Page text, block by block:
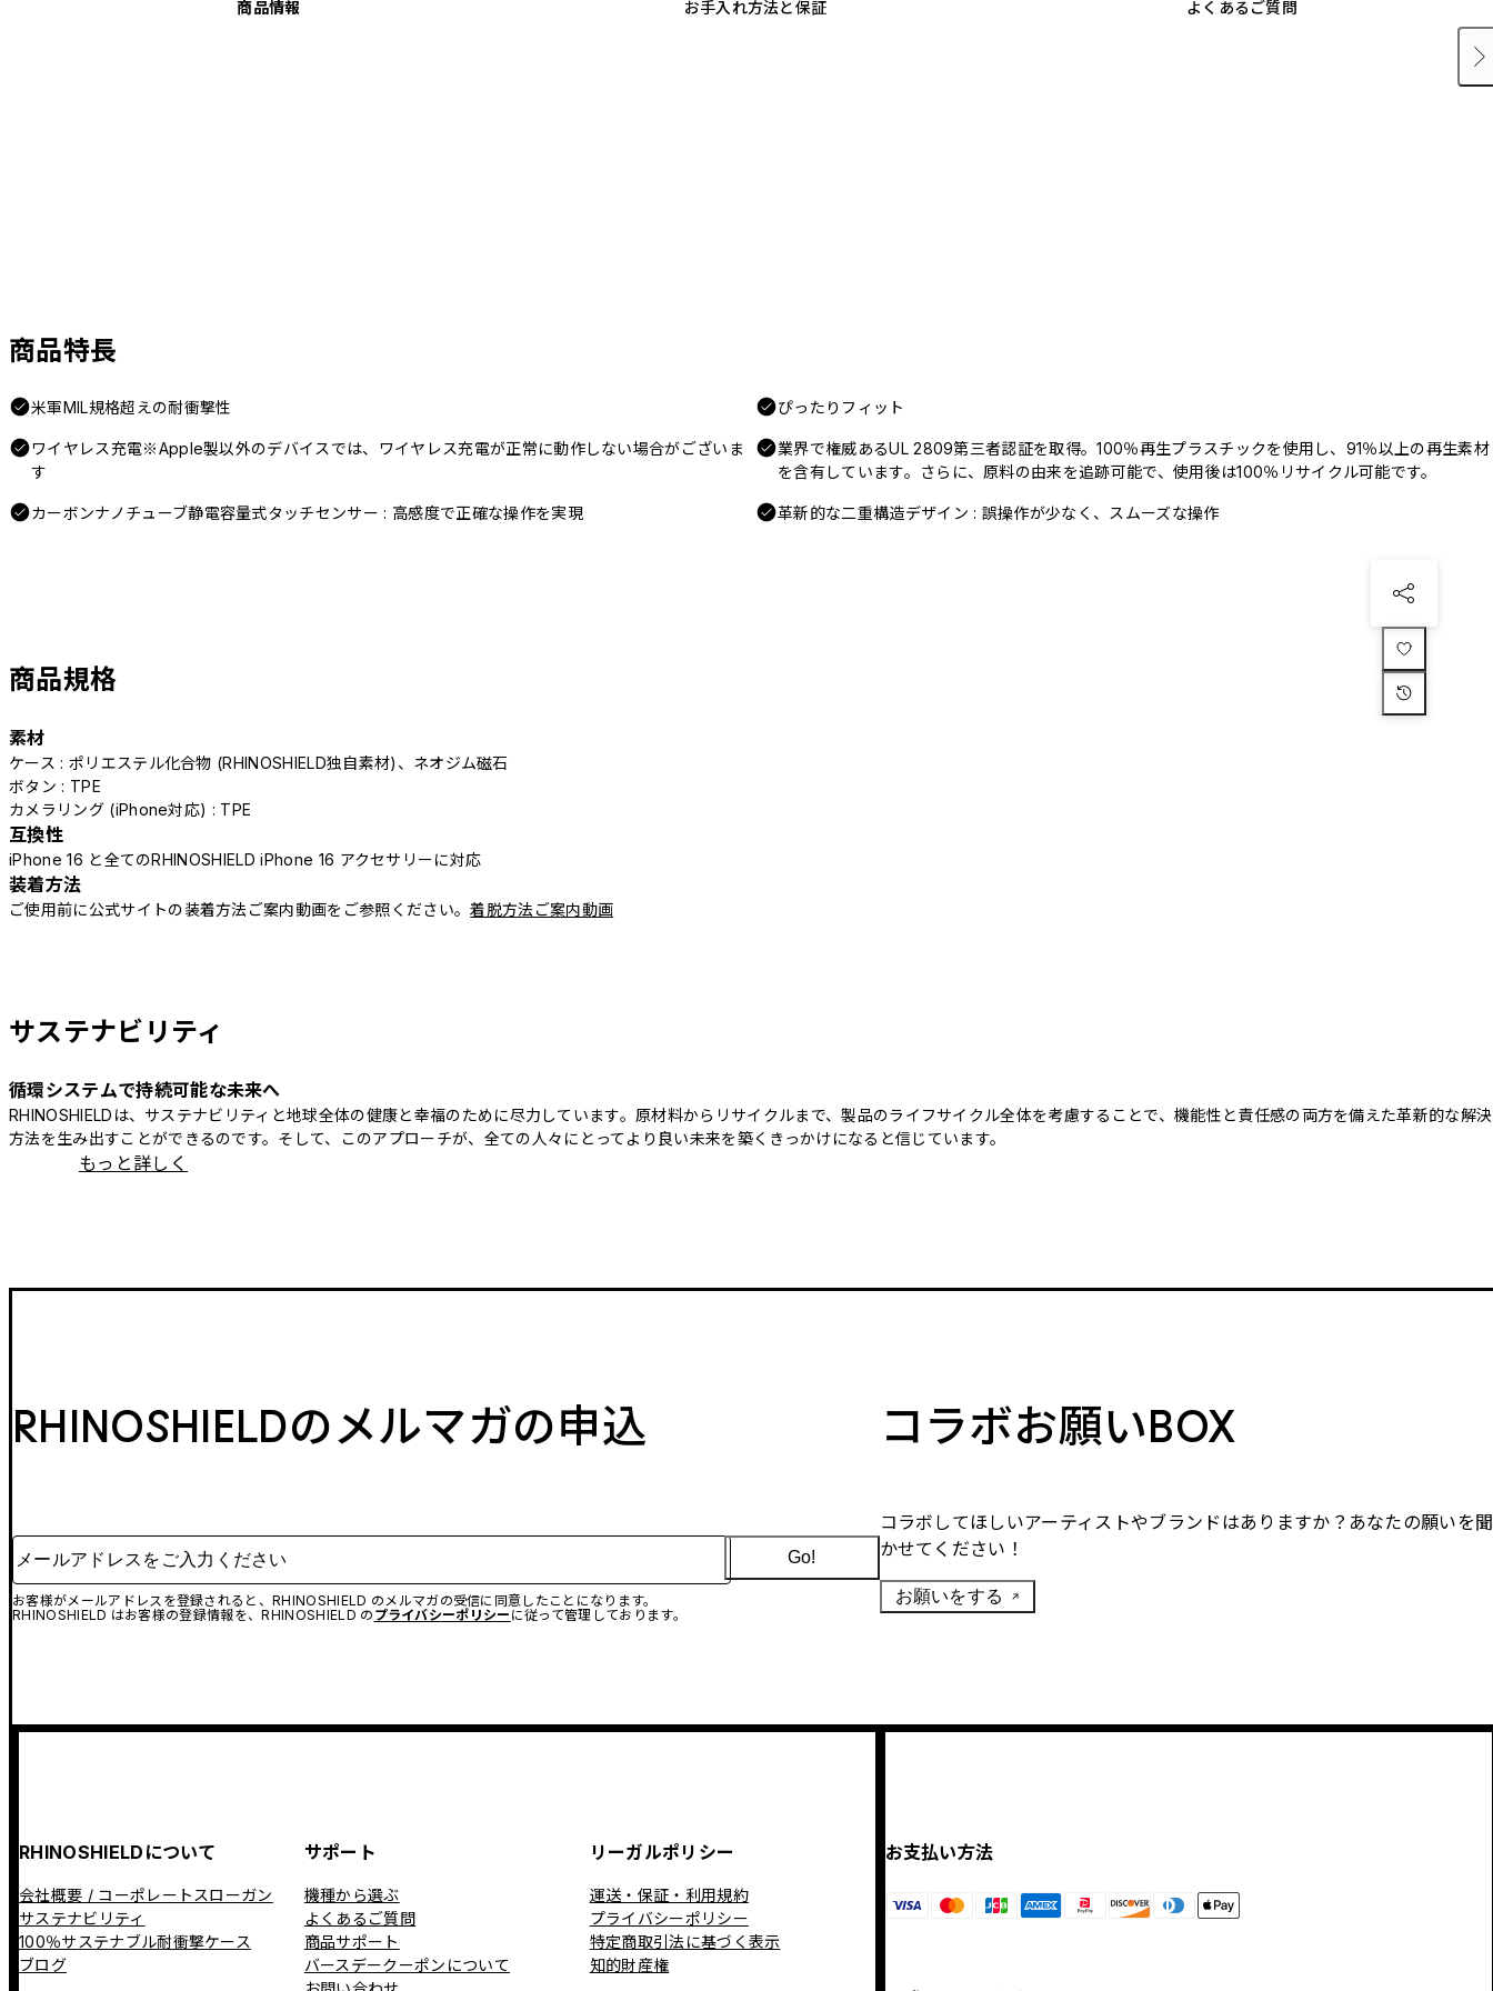
商品情報 お手入れ方法と保証 よくあるご質問
商品特長
米軍MIL規格超えの耐衝撃性 ぴったりフィット
ワイヤレス充電※Apple製以外のデバイスでは、ワイヤレス充電が正常に動作しない場合がございま
す
業界で権威あるUL 2809第三者認証を取得。100％再生プラスチックを使用し、91％以上の再生素材
を含有しています。さらに、原料の由来を追跡可能で、使用後は100％リサイクル可能です。
カーボンナノチューブ静電容量式タッチセンサー : 高感度で正確な操作を実現 革新的な二重構造デザイン : 誤操作が少なく、スムーズな操作
商品規格
素材
ケース : ポリエステル化合物 (RHINOSHIELD独自素材)、ネオジム磁石
ボタン : TPE
カメラリング (iPhone対応) : TPE
互換性
iPhone 16 と全てのRHINOSHIELD iPhone 16 アクセサリーに対応
装着方法
ご使用前に公式サイトの装着方法ご案内動画をご参照ください。着脱方法ご案内動画
サステナビリティ
循環システムで持続可能な未来へ
RHINOSHIELDは、サステナビリティと地球全体の健康と幸福のために尽力しています。原材料からリサイクルまで、製品のライフサイクル全体を考慮することで、機能性と責任感の両方を備えた革新的な解決
方法を生み出すことができるのです。そして、このアプローチが、全ての人々にとってより良い未来を築くきっかけになると信じています。
もっと詳しく
RHINOSHIELDのメルマガの申込
メールアドレスをご入力ください
お客様がメールアドレスを登録されると、RHINOSHIELD のメルマガの受信に同意したことになります。
RHINOSHIELD はお客様の登録情報を、RHINOSHIELD の プライバシーポリシー に従って管理しております。
Go!
コラボお願いBOX
コラボしてほしいアーティストやブランドはありますか？あなたの願いを聞
かせてください！
お願いをする
RHINOSHIELDについて
会社概要 / コーポレートスローガン
サステナビリティ
100％サステナブル耐衝撃ケース
ブログ
サポート
機種から選ぶ
よくあるご質問
商品サポート
バースデークーポンについて
リーガルポリシー
運送・保証・利用規約
プライバシーポリシー
特定商取引法に基づく表示
知的財産権
お支払い方法